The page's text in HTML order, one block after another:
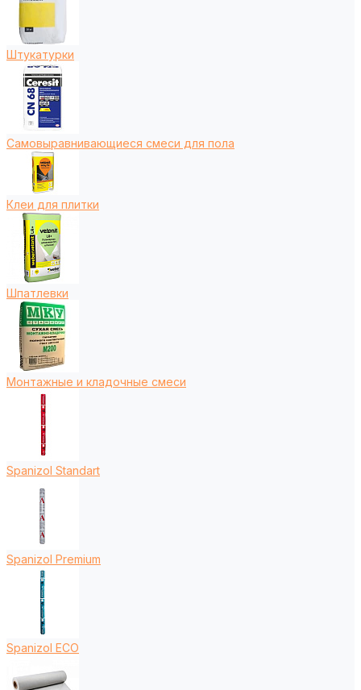
Штукатурки
Самовыравнивающиеся смеси для пола
Клеи для плитки
Шпатлевки
Монтажные и кладочные смеси
Spanizol Standart
Spanizol Premium
Spanizol ECO